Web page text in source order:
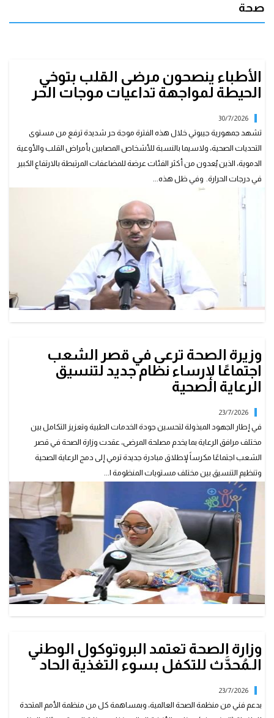
صحة
الأطباء ينصحون مرضى القلب بتوخي
الحيطة لمواجهة تداعيات موجات الحر
30/7/2026
تشهد جمهورية جيبوتي خلال هذه الفترة موجة حر شديدة ترفع من مستوى
التحديات الصحية، ولاسيما بالنسبة للأشخاص المصابين بأمراض القلب والأوعية
الدموية، الذين يُعدون من أكثر الفئات عرضة للمضاعفات المرتبطة بالارتفاع الكبير
في درجات الحرارة. وفي ظل هذه...
وزيرة الصحة ترعى في قصر الشعب
اجتماعًا لإرساء نظام جديد لتنسيق
الرعاية الصحية
23/7/2026
في إطار الجهود المبذولة لتحسين جودة الخدمات الطبية وتعزيز التكامل بين
مختلف مرافق الرعاية بما يخدم مصلحة المرضى، عقدت وزارة الصحة في قصر
الشعب اجتماعًا مكرساً لإطلاق مبادرة جديدة ترمي إلى دمج الرعاية الصحية
وتنظيم التنسيق بين مختلف مستويات المنظومة ا...
وزارة الصحة تعتمد البروتوكول الوطني
الـمُحدَّث للتكفل بسوء التغذية الحاد
23/7/2026
بدعم فني من منظمة الصحة العالمية، وبمساهمة كل من منظمة الأمم المتحدة